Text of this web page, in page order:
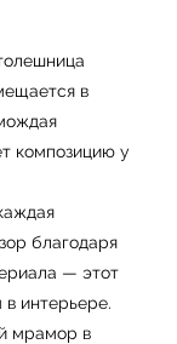
в
композицию у
благодаря
— этот
интерьере.
мрамор в